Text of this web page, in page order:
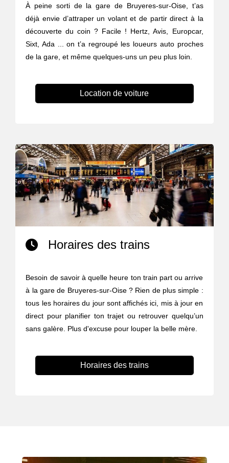
À peine sorti de la gare de Bruyeres-sur-Oise, t’as
déjà envie d’attraper un volant et de partir direct à la
découverte du coin ? Facile ! Hertz, Avis, Europcar,
Sixt, Ada ... on t’a regroupé les loueurs auto proches
de la gare, et même quelques-uns un peu plus loin.
Location de voiture
Horaires des trains
Besoin de savoir à quelle heure ton train part ou arrive
à la gare de Bruyeres-sur-Oise ? Rien de plus simple :
tous les horaires du jour sont affichés ici, mis à jour en
direct pour planifier ton trajet ou retrouver quelqu’un
sans galère. Plus d'excuse pour louper la belle mère.
Horaires des trains